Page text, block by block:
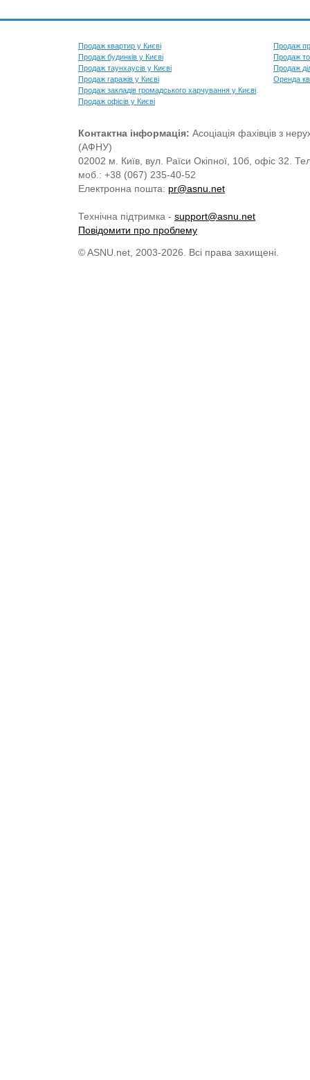
Продаж квартир у Києві
Продаж будинків у Києві
Продаж таунхаусів у Києві
Продаж гаражів у Києві
Продаж закладів громадського харчування у Києві
Продаж офісів у Києві
Продаж
Продаж
Продаж
Оренда
Контактна інформація: Асоціація фахівців з
(АФНУ)
02002 м. Київ, вул. Раїси Окіпної, 10б, офіс 32.
моб.: +38 (067) 235-40-52
Електронна пошта: pr@asnu.net
Технічна підтримка - support@asnu.net
Повідомити про проблему
© ASNU.net, 2003-2026. Всі права захищені.